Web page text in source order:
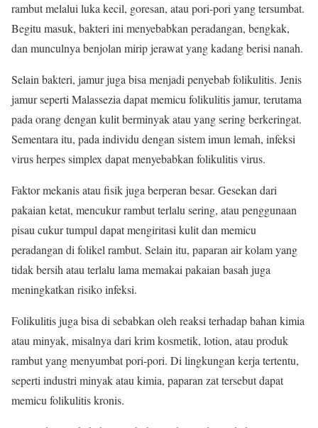
rambut melalui luka kecil, goresan, atau pori-pori yang tersumbat.
Begitu masuk, bakteri ini menyebabkan peradangan, bengkak,
dan munculnya benjolan mirip jerawat yang kadang berisi nanah.
Selain bakteri, jamur juga bisa menjadi penyebab folikulitis. Jenis
jamur seperti Malassezia dapat memicu folikulitis jamur, terutama
pada orang dengan kulit berminyak atau yang sering berkeringat.
Sementara itu, pada individu dengan sistem imun lemah, infeksi
virus herpes simplex dapat menyebabkan folikulitis virus.
Faktor mekanis atau fisik juga berperan besar. Gesekan dari
pakaian ketat, mencukur rambut terlalu sering, atau penggunaan
pisau cukur tumpul dapat mengiritasi kulit dan memicu
peradangan di folikel rambut. Selain itu, paparan air kolam yang
tidak bersih atau terlalu lama memakai pakaian basah juga
meningkatkan risiko infeksi.
Folikulitis juga bisa di sebabkan oleh reaksi terhadap bahan kimia
atau minyak, misalnya dari krim kosmetik, lotion, atau produk
rambut yang menyumbat pori-pori. Di lingkungan kerja tertentu,
seperti industri minyak atau kimia, paparan zat tersebut dapat
memicu folikulitis kronis.